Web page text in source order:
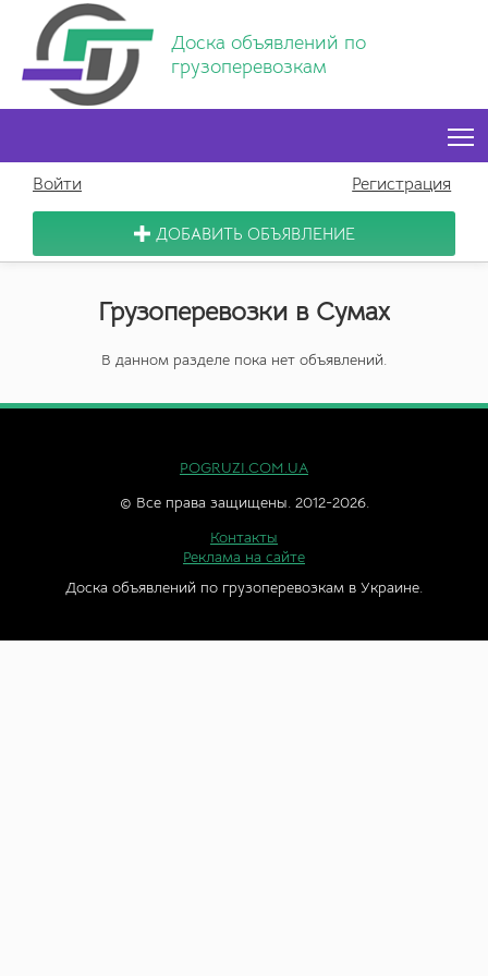
Доска объявлений по
грузоперевозкам
Войти Регистрация
ДОБАВИТЬ ОБЪЯВЛЕНИЕ
Грузоперевозки в Сумах
В данном разделе пока нет объявлений.
POGRUZI.COM.UA
© Все права защищены. 2012-2026.
Контакты
Реклама на сайте
Доска объявлений по грузоперевозкам в Украине.